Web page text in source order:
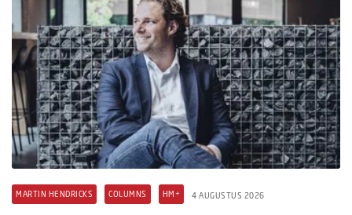
MARTIN HENDRICKS COLUMNS HM+ 4 AUGUSTUS 2026